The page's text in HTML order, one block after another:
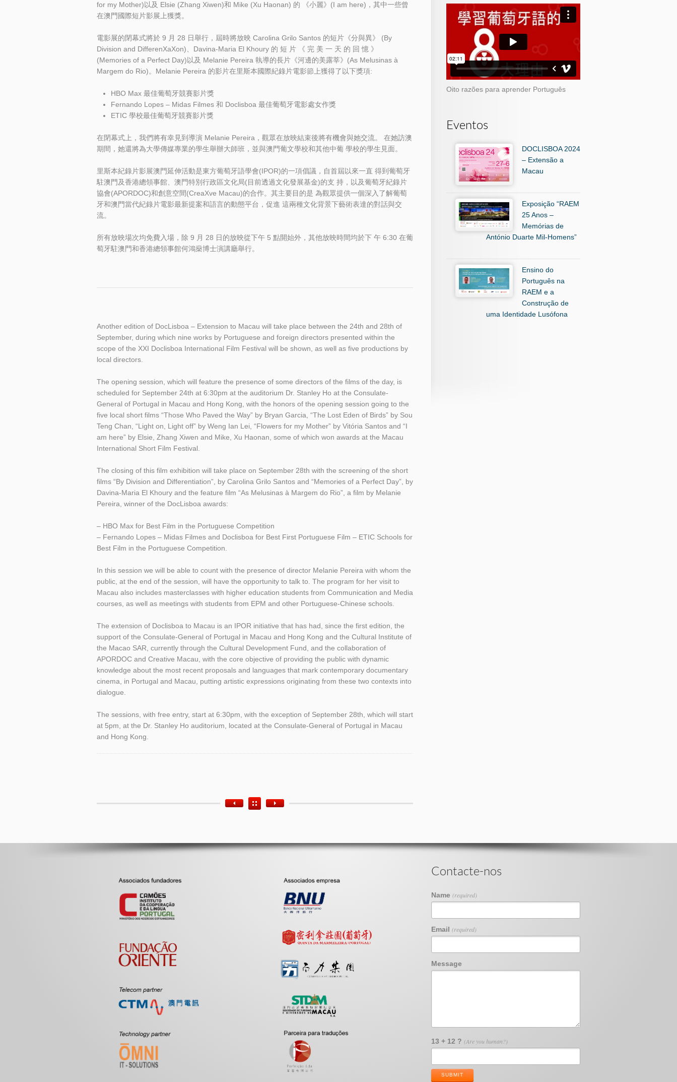
for my Mother)以及 Elsie (Zhang Xiwen)和 Mike (Xu Haonan) 的 《小麗》(I am here)，其中一些曾
在澳門國際短片影展上獲獎。
電影展的閉幕式將於 9 月 28 日舉行，屆時將放映 Carolina Grilo Santos 的短片《分與異》 (By
Division and DifferenXaXon)、Davina-Maria El Khoury 的 短 片 《 完 美 一 天 的 回 憶 》
(Memories of a Perfect Day)以及 Melanie Pereira 執導的長片《河邊的美露莘》(As Melusinas à
Margem do Rio)。Melanie Pereira 的影片在里斯本國際紀錄片電影節上獲得了以下獎項:
HBO Max 最佳葡萄牙競賽影片獎
Fernando Lopes – Midas Filmes 和 Doclisboa 最佳葡萄牙電影處女作獎
ETIC 學校最佳葡萄牙競賽影片獎
在閉幕式上，我們將有幸見到導演 Melanie Pereira，觀眾在放映結束後將有機會與她交流。 在她訪澳
期間，她還將為大學傳媒專業的學生舉辦大師班，並與澳門葡文學校和其他中葡 學校的學生見面。
里斯本紀錄片影展澳門延伸活動是東方葡萄牙語學會(IPOR)的一項倡議，自首屆以來一直 得到葡萄牙
駐澳門及香港總領事館、澳門特別行政區文化局(目前透過文化發展基金)的支 持，以及葡萄牙紀錄片
協會(APORDOC)和創意空間(CreaXve Macau)的合作。其主要目的是 為觀眾提供一個深入了解葡萄
牙和澳門當代紀錄片電影最新提案和語言的動態平台，促進 這兩種文化背景下藝術表達的對話與交
流。
所有放映場次均免費入場，除 9 月 28 日的放映從下午 5 點開始外，其他放映時間均於下 午 6:30 在葡
萄牙駐澳門和香港總領事館何鴻燊博士演講廳舉行。
Another edition of DocLisboa – Extension to Macau will take place between the 24th and 28th of
September, during which nine works by Portuguese and foreign directors presented within the
scope of the XXI Doclisboa International Film Festival will be shown, as well as five productions by
local directors.
The opening session, which will feature the presence of some directors of the films of the day, is
scheduled for September 24th at 6:30pm at the auditorium Dr. Stanley Ho at the Consulate-
General of Portugal in Macau and Hong Kong, with the honors of the opening session going to the
five local short films “Those Who Paved the Way” by Bryan Garcia, “The Lost Eden of Birds” by Sou
Teng Chan, “Light on, Light off” by Weng Ian Lei, “Flowers for my Mother” by Vitória Santos and “I
am here” by Elsie, Zhang Xiwen and Mike, Xu Haonan, some of which won awards at the Macau
International Short Film Festival.
The closing of this film exhibition will take place on September 28th with the screening of the short
films “By Division and Differentiation”, by Carolina Grilo Santos and “Memories of a Perfect Day”, by
Davina-Maria El Khoury and the feature film “As Melusinas à Margem do Rio”, a film by Melanie
Pereira, winner of the DocLisboa awards:
– HBO Max for Best Film in the Portuguese Competition
– Fernando Lopes – Midas Filmes and Doclisboa for Best First Portuguese Film – ETIC Schools for
Best Film in the Portuguese Competition.
In this session we will be able to count with the presence of director Melanie Pereira with whom the
public, at the end of the session, will have the opportunity to talk to. The program for her visit to
Macau also includes masterclasses with higher education students from Communication and Media
courses, as well as meetings with students from EPM and other Portuguese-Chinese schools.
The extension of Doclisboa to Macau is an IPOR initiative that has had, since the first edition, the
support of the Consulate-General of Portugal in Macau and Hong Kong and the Cultural Institute of
the Macao SAR, currently through the Cultural Development Fund, and the collaboration of
APORDOC and Creative Macau, with the core objective of providing the public with dynamic
knowledge about the most recent proposals and languages that mark contemporary documentary
cinema, in Portugal and Macau, putting artistic expressions originating from these two contexts into
dialogue.
The sessions, with free entry, start at 6:30pm, with the exception of September 28th, which will start
at 5pm, at the Dr. Stanley Ho auditorium, located at the Consulate-General of Portugal in Macau
and Hong Kong.
Oito razões para aprender Português
Eventos
DOCLISBOA 2024
– Extensão a
Macau
Exposição “RAEM
25 Anos –
Memórias de
António Duarte Mil-Homens”
Ensino do
Português na
RAEM e a
Construção de
uma Identidade Lusófona
Contacte-nos
Name (required)
Email (required)
Message
13 + 12 ? (Are you human?)
SUBMIT